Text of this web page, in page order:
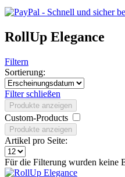
RollUp Elegance
Filtern
Sortierung:
Filter schließen
Produkte anzeigen
Custom-Products
Produkte anzeigen
Artikel pro Seite:
Für die Filterung wurden keine